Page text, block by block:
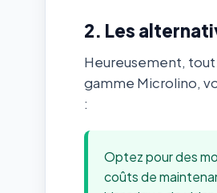
2. Les
Heureusement, tout
gamme Microlino,
:
Optez pour des
coûts de